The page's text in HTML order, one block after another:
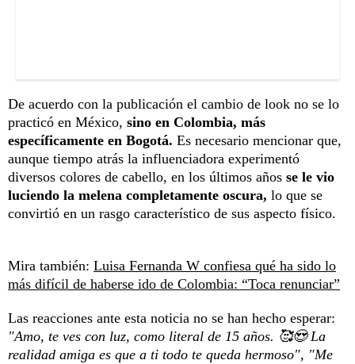
De acuerdo con la publicación el cambio de look no se lo
practicó en México, sino en Colombia, más
específicamente en Bogotá. Es necesario mencionar que,
aunque tiempo atrás la influenciadora experimentó
diversos colores de cabello, en los últimos años se le vio
luciendo la melena completamente oscura, lo que se
convirtió en un rasgo característico de sus aspecto físico.
Mira también: Luisa Fernanda W confiesa qué ha sido lo
más difícil de haberse ido de Colombia: “Toca renunciar”
Las reacciones ante esta noticia no se han hecho esperar:
"Amo, te ves con luz, como literal de 15 años. 🥰😍 La
realidad amiga es que a ti todo te queda hermoso", "Me